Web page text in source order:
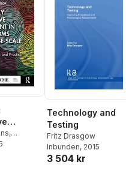
in
and
,
Technology and
Testing
Fritz Drasgow
Inbunden, 2015
3 504 kr